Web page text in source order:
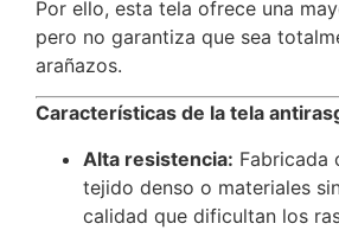
Por ello, esta tela ofrece una
pero no garantiza que sea
arañazos.
Características de la tela
Alta resistencia: Fabricada
tejido denso o materiales
calidad que dificultan los